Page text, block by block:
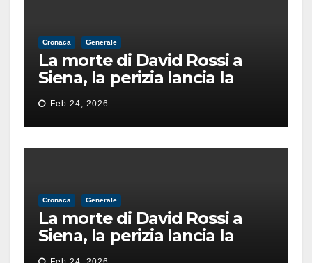
Cronaca Generale
La morte di David Rossi a
Siena, la perizia lancia la
pista di un’intimidazione
finita male
Feb 24, 2026
Cronaca Generale
La morte di David Rossi a
Siena, la perizia lancia la
pista di un’intimidazione